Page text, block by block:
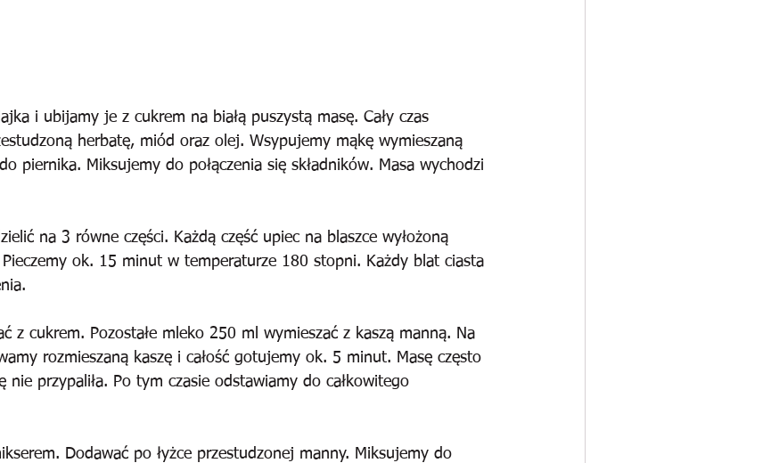
i ubijamy je z cukrem na białą puszystą masę. Cały czas
herbatę, miód oraz olej. Wsypujemy mąkę wymieszaną
piernika. Miksujemy do połączenia się składników. Masa wychodzi
na 3 równe części. Każdą część upiec na blaszce wyłożoną
ok. 15 minut w temperaturze 180 stopni. Każdy blat ciasta
z cukrem. Pozostałe mleko 250 ml wymieszać z kaszą manną. Na
rozmieszaną kaszę i całość gotujemy ok. 5 minut. Masę często
nie przypaliła. Po tym czasie odstawiamy do całkowitego
Dodawać po łyżce przestudzonej manny. Miksujemy do